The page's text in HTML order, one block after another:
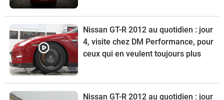
Nissan GT-R 2012 au quotidien : jour
4, visite chez DM Performance, pour
ceux qui en veulent toujours plus
Nissan GT-R 2012 au quotidien : jour